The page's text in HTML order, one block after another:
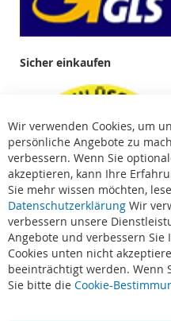
Sicher einkaufen
Suchbegriffe
Wir verwenden Cookies, um
persönliche Angebote zu
verbessern. Wenn Sie
akzeptieren, kann Ihre
Sie mehr wissen möchten,
Datenschutzerklärung Wir
verbessern unsere
Angebote und verbessern
Cookies unten nicht
beeinträchtigt werden. Wenn
Sie bitte die Cookie-